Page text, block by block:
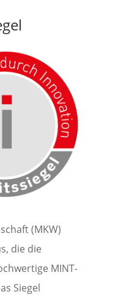
(MKW)
die die
MINT-
Siegel